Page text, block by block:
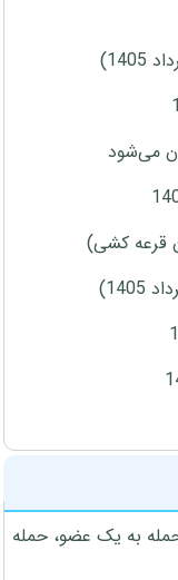
حمله به یک عضو، حمله